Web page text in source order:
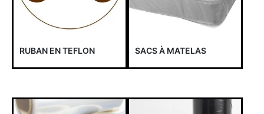
RUBAN EN TEFLON SACS À MATELAS